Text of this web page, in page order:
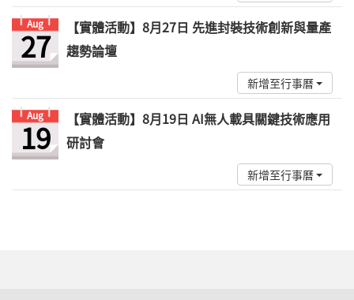
Aug
27
【實體活動】8月27日 先進封裝技術創新與量產
趨勢論壇
新增至行事曆
Aug
19
【實體活動】8月19日 AI無人載具關鍵技術應用
研討會
新增至行事曆